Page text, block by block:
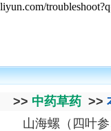
>> 中药草药 >>
山海螺（四叶